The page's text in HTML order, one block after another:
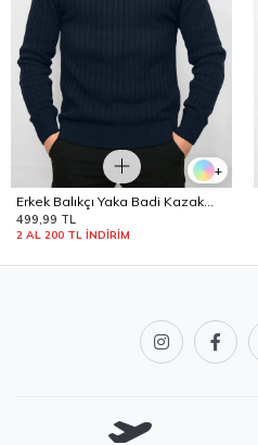
+
Erkek Balıkçı Yaka Badi Kazak
Edw442
499,99 TL
2 AL 200 TL İNDİRİM